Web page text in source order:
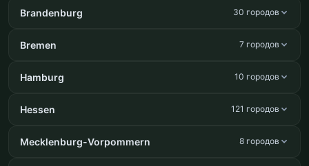
Brandenburg 30 городов
Bremen 7 городов
Hamburg 10 городов
Hessen 121 городов
Mecklenburg-Vorpommern 8 городов